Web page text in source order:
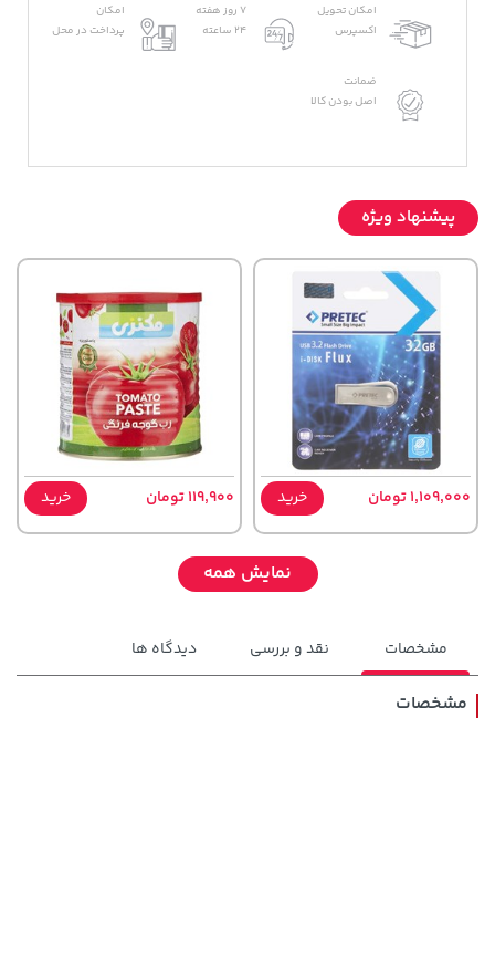
امکان تحویل
اکسپرس
7 روز هفته
24 ساعته
امکان
پرداخت در محل
ضمانت
اصل بودن کالا
پیشنهاد ویژه
1,109,000 تومان خرید 119,900 تومان خرید
نمایش همه
مشخصات نقد و بررسی دیدگاه ها
مشخصات